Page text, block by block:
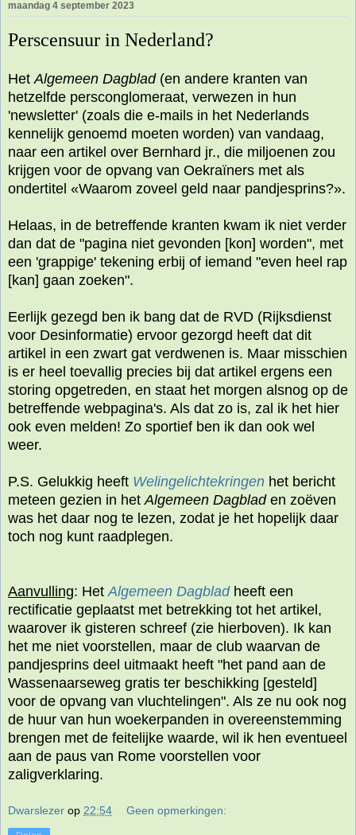
maandag 4 september 2023
Perscensuur in Nederland?
HetAlgemeen Dagblad (en andere kranten van
hetzelfde persconglomeraat, verwezen in hun
'newsletter' (zoals die e-mails in het Nederlands
kennelijk genoemd moeten worden) van vandaag,
naar een artikel over Bernhard jr., die miljoenen zou
krijgen voor de opvang van Oekraïners met als
ondertitel «Waarom zoveel geld naar pandjesprins?».
Helaas, in de betreffende kranten kwam ik niet verder
dan dat de "pagina niet gevonden [kon] worden", met
een 'grappige' tekening erbij of iemand "even heel rap
[kan] gaan zoeken".
Eerlijk gezegd ben ik bang dat de RVD (Rijksdienst
voor Desinformatie) ervoor gezorgd heeft dat dit
artikel in een zwart gat verdwenen is. Maar misschien
is er heel toevallig precies bij dat artikel ergens een
storing opgetreden, en staat het morgen alsnog op de
betreffende webpagina's. Als dat zo is, zal ik het hier
ook even melden! Zo sportief ben ik dan ook wel
weer.
P.S. Gelukkig heeft Welingelichtekringen het bericht
meteen gezien in hetAlgemeen Dagbladen zoëven
was het daar nog te lezen, zodat je het hopelijk daar
toch nog kunt raadplegen.
Aanvulling: HetAlgemeen Dagbladheeft een
rectificatie geplaatst met betrekking tot het artikel,
waarover ik gisteren schreef (zie hierboven). Ik kan
het me niet voorstellen, maar de club waarvan de
pandjesprins deel uitmaakt heeft "het pand aan de
Wassenaarseweg gratis ter beschikking [gesteld]
voor de opvang van vluchtelingen". Als ze nu ook nog
de huur van hun woekerpanden in overeenstemming
brengen met de feitelijke waarde, wil ik hen eventueel
aan de paus van Rome voorstellen voor
zaligverklaring.
Dwarslezer op 22:54 Geen opmerkingen: